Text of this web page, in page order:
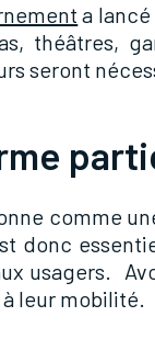
a
théâtres,
seront
comme
donc
usagers.
leur mobilité.